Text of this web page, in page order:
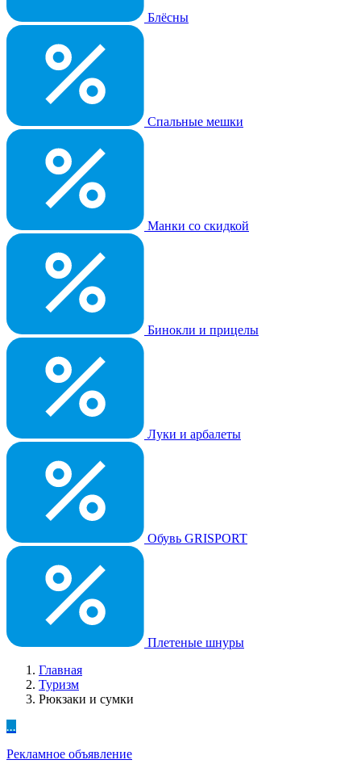
Блёсны
Спальные мешки
Манки со скидкой
Бинокли и прицелы
Луки и арбалеты
Обувь GRISPORT
Плетеные шнуры
Главная
Туризм
Рюкзаки и сумки
...
Рекламное объявление